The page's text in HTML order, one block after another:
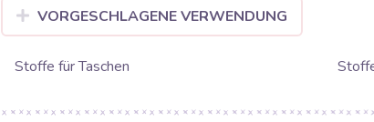
VORGESCHLAGENE VERWENDUNG
Stoffe für Taschen